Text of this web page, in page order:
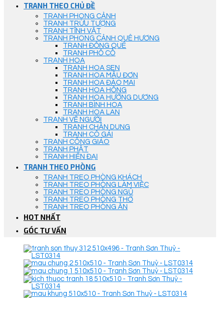
TRANH THEO CHỦ ĐỀ
TRANH PHONG CẢNH
TRANH TRỪU TƯỢNG
TRANH TĨNH VẬT
TRANH PHONG CẢNH QUÊ HƯƠNG
TRANH ĐỒNG QUÊ
TRANH PHỐ CỔ
TRANH HOA
TRANH HOA SEN
TRANH HOA MẪU ĐƠN
TRANH HOA ĐÀO MAI
TRANH HOA HỒNG
TRANH HOA HƯỚNG DƯƠNG
TRANH BÌNH HOA
TRANH HOA LAN
TRANH VẼ NGƯỜI
TRANH CHÂN DUNG
TRANH CÔ GÁI
TRANH CÔNG GIÁO
TRANH PHẬT
TRANH HIỆN ĐẠI
TRANH THEO PHÒNG
TRANH TREO PHÒNG KHÁCH
TRANH TREO PHÒNG LÀM VIỆC
TRANH TREO PHÒNG NGỦ
TRANH TREO PHÒNG THỜ
TRANH TREO PHÒNG ĂN
HOT NHẤT
GÓC TƯ VẤN